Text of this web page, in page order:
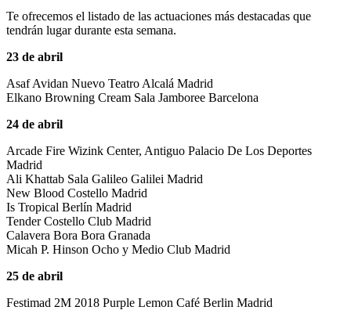
Te ofrecemos el listado de las actuaciones más destacadas que
tendrán lugar durante esta semana.
23 de abril
Asaf Avidan Nuevo Teatro Alcalá Madrid
Elkano Browning Cream Sala Jamboree Barcelona
24 de abril
Arcade Fire Wizink Center, Antiguo Palacio De Los Deportes
Madrid
Ali Khattab Sala Galileo Galilei Madrid
New Blood Costello Madrid
Is Tropical Berlín Madrid
Tender Costello Club Madrid
Calavera Bora Bora Granada
Micah P. Hinson Ocho y Medio Club Madrid
25 de abril
Festimad 2M 2018 Purple Lemon Café Berlin Madrid